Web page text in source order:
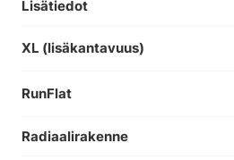
Lisätiedot
XL (lisäkantavuus)
RunFlat
Radiaalirakenne